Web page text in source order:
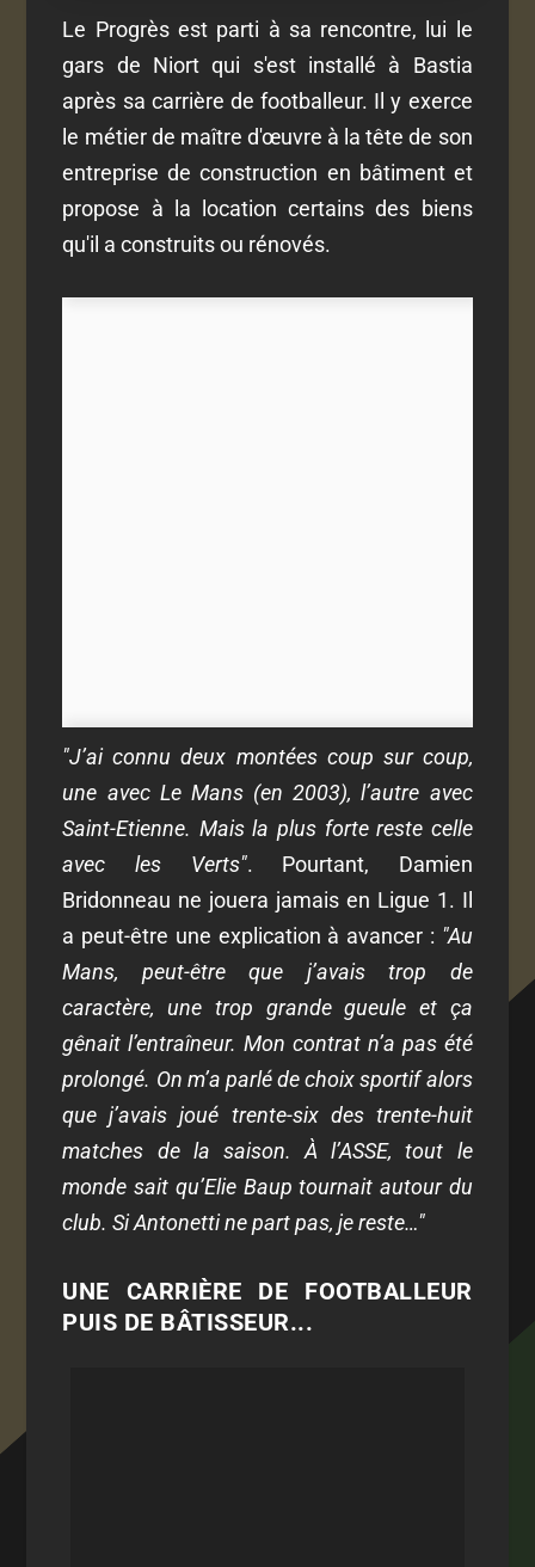
Le Progrès est parti à sa rencontre, lui le
gars de Niort qui s'est installé à Bastia
après sa carrière de footballeur. Il y exerce
le métier de maître d'œuvre à la tête de son
entreprise de construction en bâtiment et
propose à la location certains des biens
qu'il a construits ou rénovés.
"J’ai connu deux montées coup sur coup,
une avec Le Mans (en 2003), l’autre avec
Saint-Etienne. Mais la plus forte reste celle
avec les Verts". Pourtant, Damien
Bridonneau ne jouera jamais en Ligue 1. Il
a peut-être une explication à avancer : "Au
Mans, peut-être que j’avais trop de
caractère, une trop grande gueule et ça
gênait l’entraîneur. Mon contrat n’a pas été
prolongé. On m’a parlé de choix sportif alors
que j’avais joué trente-six des trente-huit
matches de la saison. À l’ASSE, tout le
monde sait qu’Elie Baup tournait autour du
club. Si Antonetti ne part pas, je reste…"
UNE CARRIÈRE DE FOOTBALLEUR
PUIS DE BÂTISSEUR...